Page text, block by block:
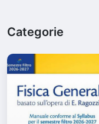
Categorie